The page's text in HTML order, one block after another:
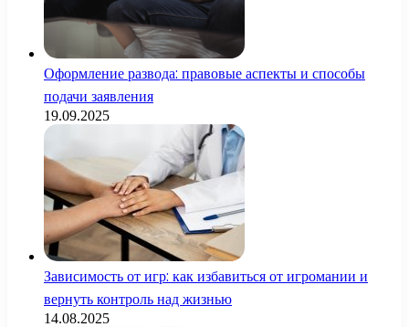
Оформление развода: правовые аспекты и способы
подачи заявления
19.09.2025
Зависимость от игр: как избавиться от игромании и
вернуть контроль над жизнью
14.08.2025